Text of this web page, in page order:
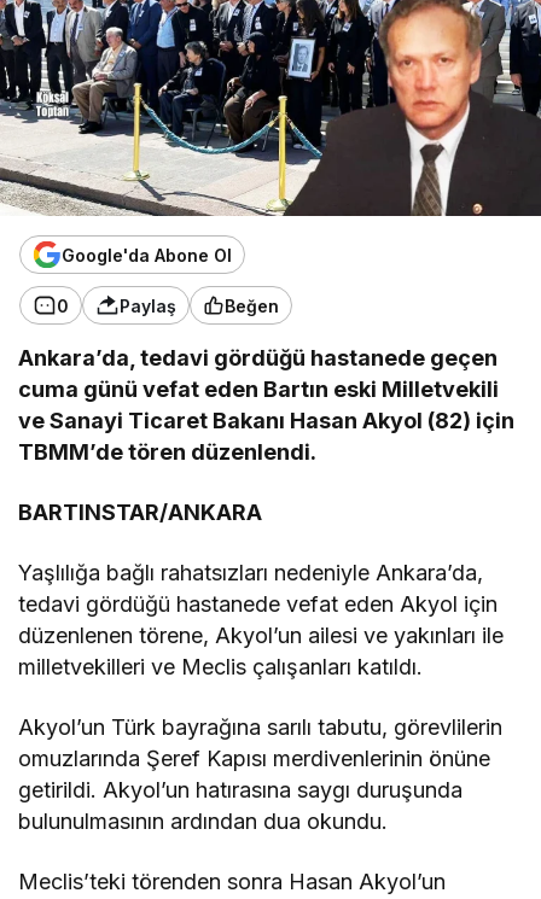
Google'da Abone Ol
0 Paylaş Beğen
Ankara’da, tedavi gördüğü hastanede geçen
cuma günü vefat eden Bartın eski Milletvekili
ve Sanayi Ticaret Bakanı Hasan Akyol (82) için
TBMM’de tören düzenlendi.
BARTINSTAR/ANKARA
Yaşlılığa bağlı rahatsızları nedeniyle Ankara’da,
tedavi gördüğü hastanede vefat eden Akyol için
düzenlenen törene, Akyol’un ailesi ve yakınları ile
milletvekilleri ve Meclis çalışanları katıldı.
Akyol’un Türk bayrağına sarılı tabutu, görevlilerin
omuzlarında Şeref Kapısı merdivenlerinin önüne
getirildi. Akyol’un hatırasına saygı duruşunda
bulunulmasının ardından dua okundu.
Meclis’teki törenden sonra Hasan Akyol’un